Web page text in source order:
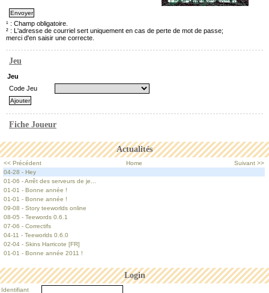
Actualités
<< Précédent Home
Suivant >>
04-28 - Hey
01-06 - Arrêt des serveurs de je...
01-01 - Bonne année !
01-01 - Bonne année !
09-08 - Story teeworlds online
08-05 - Teewords 0.6.1
07-06 - Correctifs
04-11 - Teeworlds 0.6.0
02-04 - Skins Harricote [FR]
01-01 - Bonne année 2011 !
Login
Identifiant
¹ : Champ obligatoire.
² : L'adresse de courriel sert uniquement en cas de perte de mot de passe;
merci d'en saisir une correcte.
Jeu
Jeu
Code Jeu
Fiche Joueur